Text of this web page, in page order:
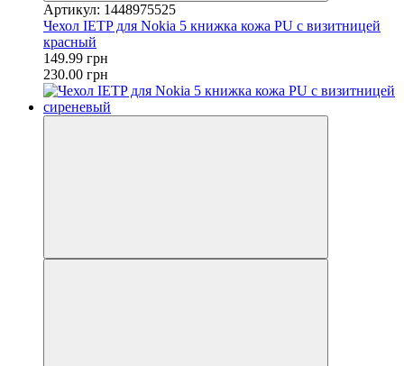
Артикул: 1448975525
Чехол IETP для Nokia 5 книжка кожа PU с визитницей
красный
149.99 грн
230.00 грн